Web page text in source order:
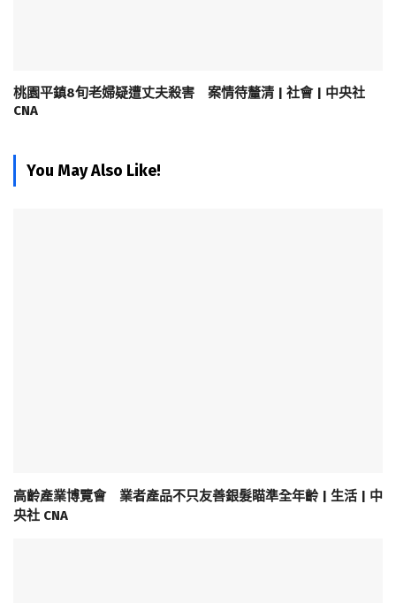
桃園平鎮8旬老婦疑遭丈夫殺害 案情待釐清 | 社會 | 中央社
CNA
You May Also Like!
高齡產業博覽會 業者產品不只友善銀髮瞄準全年齡 | 生活 | 中
央社 CNA